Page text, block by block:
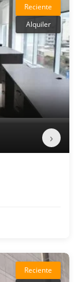
Reciente
Alquiler
›
Reciente